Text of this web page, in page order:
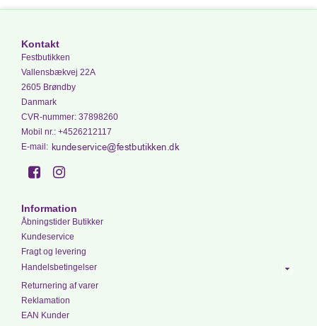
Kontakt
Festbutikken
Vallensbækvej 22A
2605 Brøndby
Danmark
CVR-nummer: 37898260
Mobil nr.: +4526212117
E-mail :
Information
Åbningstider Butikker
Kundeservice
Fragt og levering
Handelsbetingelser
Returnering af varer
Reklamation
EAN Kunder